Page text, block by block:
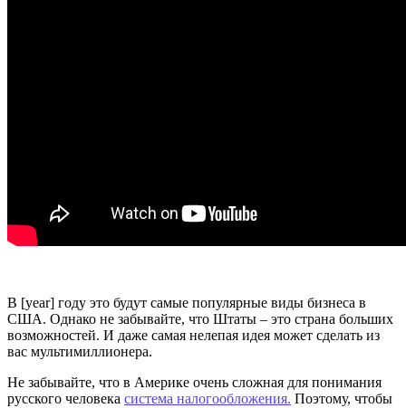
В [year] году это будут самые популярные виды бизнеса в
США. Однако не забывайте, что Штаты – это страна больших
возможностей. И даже самая нелепая идея может сделать из
вас мультимиллионера.
Не забывайте, что в Америке очень сложная для понимания
русского человека система налогообложения. Поэтому, чтобы